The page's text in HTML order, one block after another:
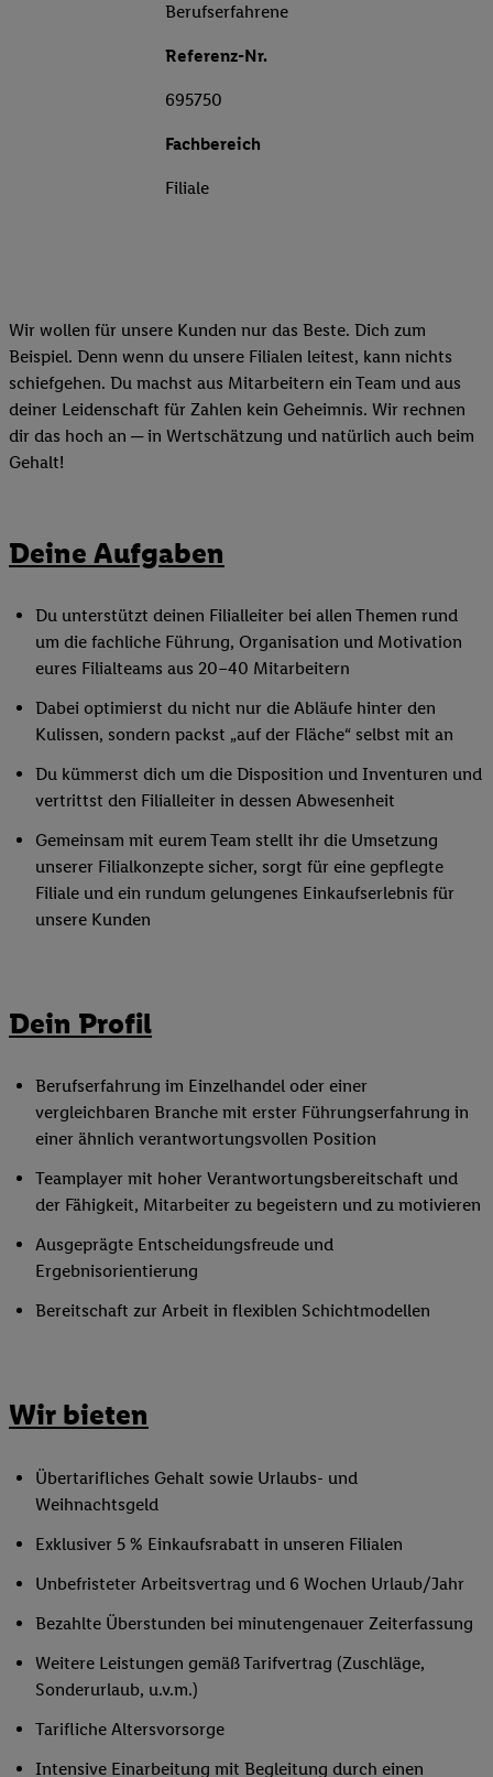
Berufserfahrene
Referenz-Nr.
695750
Fachbereich
Filiale
Wir wollen für unsere Kunden nur das Beste. Dich zum
Beispiel. Denn wenn du unsere Filialen leitest, kann nichts
schiefgehen. Du machst aus Mitarbeitern ein Team und aus
deiner Leidenschaft für Zahlen kein Geheimnis. Wir rechnen
dir das hoch an ─ in Wertschätzung und natürlich auch beim
Gehalt!
Deine Aufgaben
Du unterstützt deinen Filialleiter bei allen Themen rund
um die fachliche Führung, Organisation und Motivation
eures Filialteams aus 20–40 Mitarbeitern
Dabei optimierst du nicht nur die Abläufe hinter den
Kulissen, sondern packst „auf der Fläche“ selbst mit an
Du kümmerst dich um die Disposition und Inventuren und
vertrittst den Filialleiter in dessen Abwesenheit
Gemeinsam mit eurem Team stellt ihr die Umsetzung
unserer Filialkonzepte sicher, sorgt für eine gepflegte
Filiale und ein rundum gelungenes Einkaufserlebnis für
unsere Kunden
Dein Profil
Berufserfahrung im Einzelhandel oder einer
vergleichbaren Branche mit erster Führungserfahrung in
einer ähnlich verantwortungsvollen Position
Teamplayer mit hoher Verantwortungsbereitschaft und
der Fähigkeit, Mitarbeiter zu begeistern und zu motivieren
Ausgeprägte Entscheidungsfreude und
Ergebnisorientierung
Bereitschaft zur Arbeit in flexiblen Schichtmodellen
Wir bieten
Übertarifliches Gehalt sowie Urlaubs- und
Weihnachtsgeld
Exklusiver 5 % Einkaufsrabatt in unseren Filialen
Unbefristeter Arbeitsvertrag und 6 Wochen Urlaub/Jahr
Bezahlte Überstunden bei minutengenauer Zeiterfassung
Weitere Leistungen gemäß Tarifvertrag (Zuschläge,
Sonderurlaub, u.v.m.)
Tarifliche Altersvorsorge
Intensive Einarbeitung mit Begleitung durch einen